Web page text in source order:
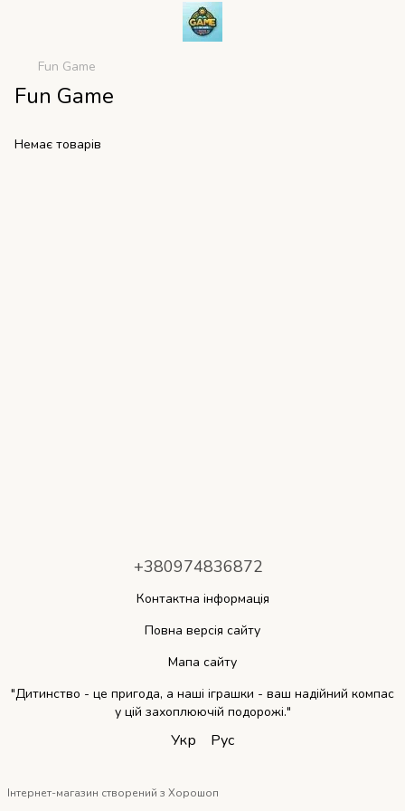
Fun Game
Fun Game
Немає товарів
+380974836872
Контактна інформація
Повна версія сайту
Мапа сайту
"Дитинство - це пригода, а наші іграшки - ваш надійний компас
у цій захоплюючій подорожі."
Укр Рус
Інтернет-магазин створений з Хорошоп